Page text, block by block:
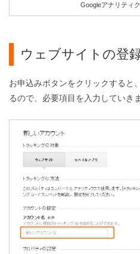
Googleアナリティ
ウェブサイトの登
お申込みボタンをクリックすると
るので、必要項目を入力していきま